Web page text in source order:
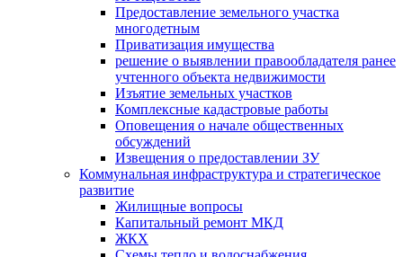
Предоставление земельного участка
многодетным
Приватизация имущества
решение о выявлении правообладателя ранее
учтенного объекта недвижимости
Изъятие земельных участков
Комплексные кадастровые работы
Оповещения о начале общественных
обсуждений
Извещения о предоставлении ЗУ
Коммунальная инфраструктура и стратегическое
развитие
Жилищные вопросы
Капитальный ремонт МКД
ЖКХ